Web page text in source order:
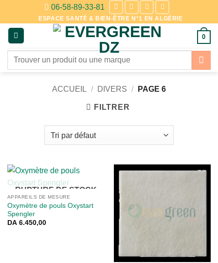
contenu
06-58-89-33-81
ESPACE SANTÉ & BIEN-ÊTRE N°1 EN ALGÉRIE
0
Recherche
ACCUEIL / DIVERS / PAGE 6
FILTRER
RUPTURE DE STOCK
APPAREILS DE MESURE
Oxymètre de pouls Oxystart
Spengler
DA6.450,00